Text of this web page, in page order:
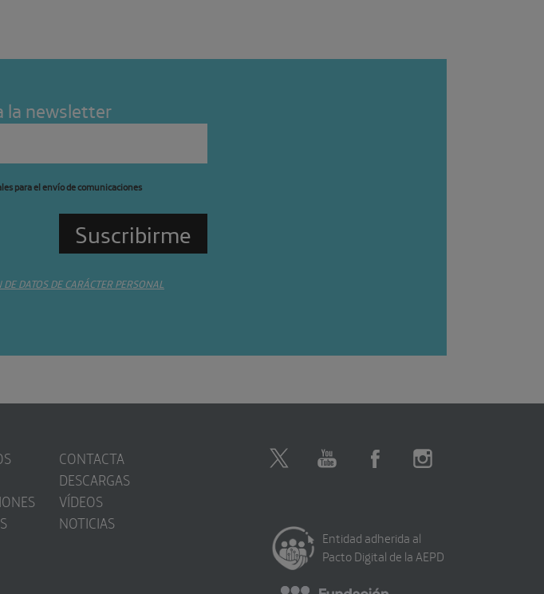
la newsletter
para el envío de comunicaciones
DATOS DE CARÁCTER PERSONAL
CONTACTA
DESCARGAS
VÍDEOS
NOTICIAS
Entidad adherida al
Pacto Digital de la AEPD